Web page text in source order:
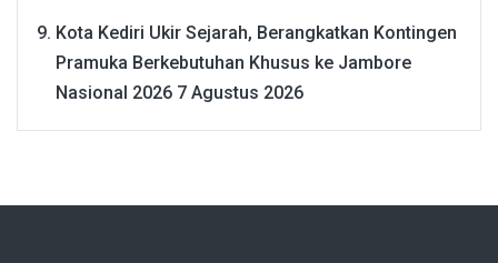
Kota Kediri Ukir Sejarah, Berangkatkan Kontingen
Pramuka Berkebutuhan Khusus ke Jambore
Nasional 2026 7 Agustus 2026